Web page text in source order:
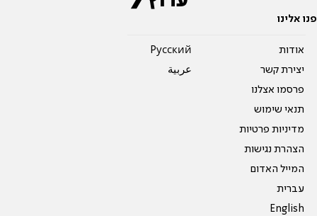
פנו אלינו
אודות
יצירת קשר
פרסמו אצלנו
תנאי שימוש
מדיניות פרטיות
הצהרת נגישות
המייל האדום
עברית
English
Pусский
عربية